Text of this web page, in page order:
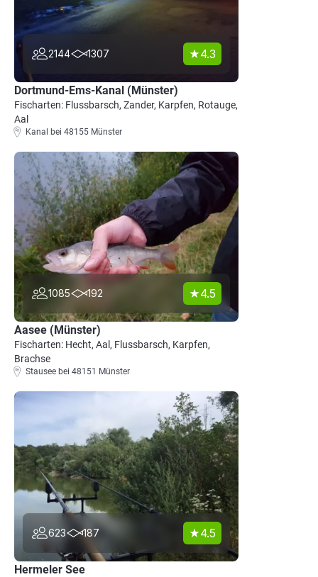
2144 1307 4.3
Dortmund-Ems-Kanal (Münster)
Fischarten: Flussbarsch, Zander, Karpfen, Rotauge,
Aal
Kanal bei 48155 Münster
1085 192 4.5
Aasee (Münster)
Fischarten: Hecht, Aal, Flussbarsch, Karpfen,
Brachse
Stausee bei 48151 Münster
623 187 4.5
Hermeler See